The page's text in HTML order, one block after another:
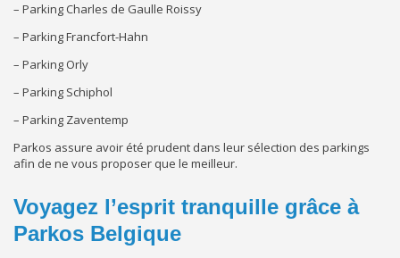
– Parking Charles de Gaulle Roissy
– Parking Francfort-Hahn
– Parking Orly
– Parking Schiphol
– Parking Zaventemp
Parkos assure avoir été prudent dans leur sélection des parkings
afin de ne vous proposer que le meilleur.
Voyagez l’esprit tranquille grâce à
Parkos Belgique